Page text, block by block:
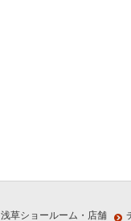
浅草ショールーム・店舗